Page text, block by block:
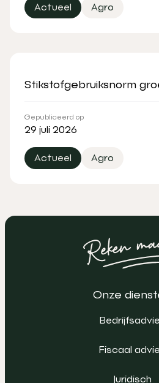
Actueel Agro
Stikstofgebruiksnorm
Gepubliceerd op
29 juli 2026
Actueel Agro
Onze
Fiscaal
Juridisch